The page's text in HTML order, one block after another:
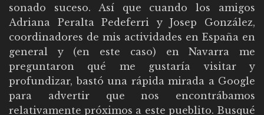
sonado suceso. Así que cuando los amigos
Adriana Peralta Pedeferri y Josep González,
coordinadores de mis actividades en España en
general y (en este caso) en Navarra me
preguntaron qué me gustaría visitar y
profundizar, bastó una rápida mirada a Google
para advertir que nos encontrábamos
relativamente próximos a este pueblito. Busqué